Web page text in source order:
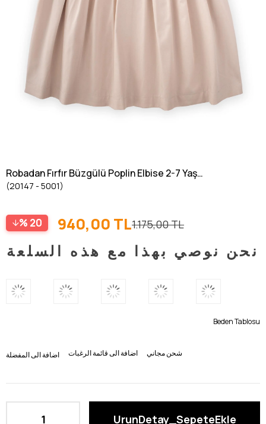
Robadan Fırfır Büzgülü Poplin Elbise 2-7 Yaş
EKRU
(20147 - 5001)
20 1.175,00 TL
940,00 TL
نحن نوصي بهذا مع هذه السلعة
Beden Tablosu
اضافة الى المفضلة اضافة الى قائمة الرغبات شحن مجاني